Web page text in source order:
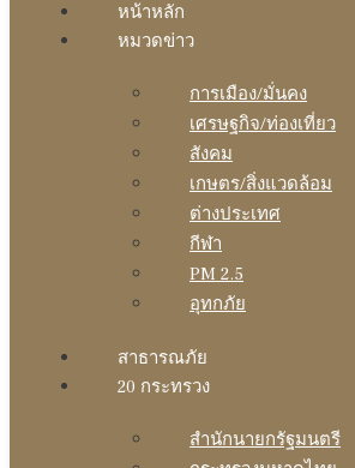
หน้าหลัก
หมวดข่าว
การเมือง/มั่นคง
เศรษฐกิจ/ท่องเที่ยว
สังคม
เกษตร/สิ่งแวดล้อม
ต่างประเทศ
กีฬา
PM 2.5
อุทกภัย
สาธารณภัย
20 กระทรวง
สํานักนายกรัฐมนตรี